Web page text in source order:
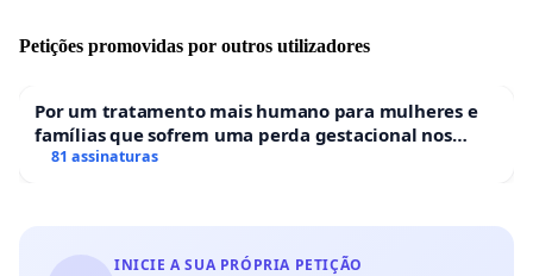
Petições promovidas por outros utilizadores
Por um tratamento mais humano para mulheres e
famílias que sofrem uma perda gestacional nos
hospitais portugueses
81 assinaturas
INICIE A SUA PRÓPRIA PETIÇÃO